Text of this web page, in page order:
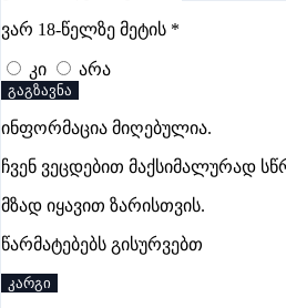
ვაკანსიები არ მოიძებნა
Gba Connect
პრემიუმი
ვარ 18-წელზე მეტის *
კი არა
გაგზავნა
ინფორმაცია მიღებულია.
ჩვენ ვეცდებით მაქსიმალურად
მზად იყავით ზარისთვის.
წარმატებებს გისურვებთ
კარგი